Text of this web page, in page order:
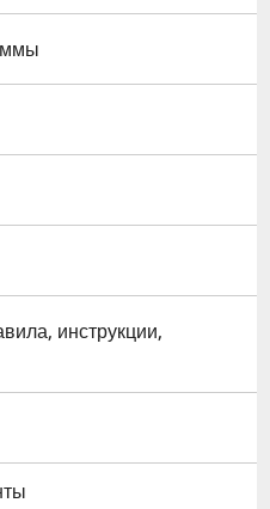
инструкции,